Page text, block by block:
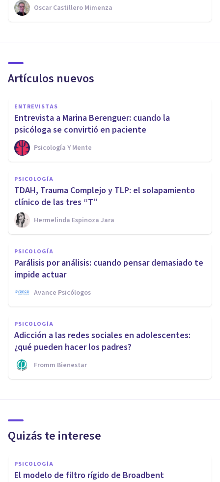
Oscar Castillero Mimenza
Artículos nuevos
ENTREVISTAS
Entrevista a Marina Berenguer: cuando la
psicóloga se convirtió en paciente
Psicología Y Mente
PSICOLOGÍA
TDAH, Trauma Complejo y TLP: el solapamiento
clínico de las tres “T”
Hermelinda Espinoza Jara
PSICOLOGÍA
Parálisis por análisis: cuando pensar demasiado te
impide actuar
Avance Psicólogos
PSICOLOGÍA
Adicción a las redes sociales en adolescentes:
¿qué pueden hacer los padres?
Fromm Bienestar
Quizás te interese
PSICOLOGÍA
El modelo de filtro rígido de Broadbent